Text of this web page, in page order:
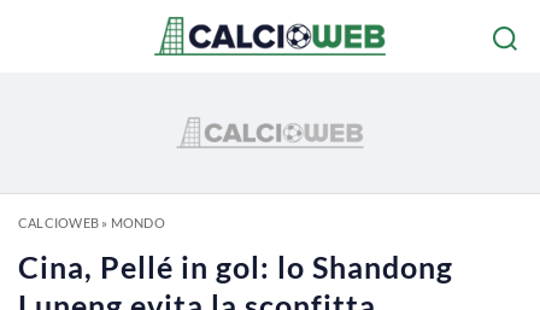
CALCIOWEB» MONDO
Cina, Pellé in gol: lo Shandong